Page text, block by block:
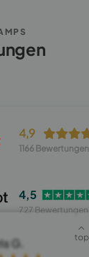
4,9
1166 Bewertungen
4,5
727 Bewertungen
G. top